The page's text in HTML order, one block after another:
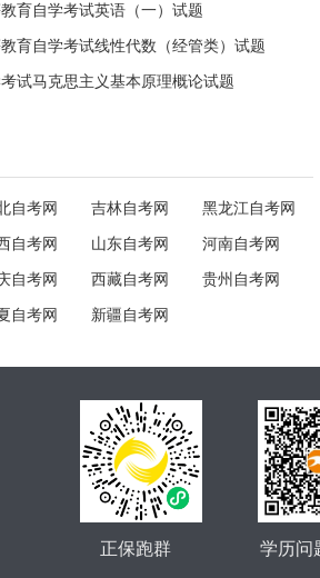
育自学考试英语（一）试题
育自学考试线性代数（经管类）试题
试马克思主义基本原理概论试题
自考网 吉林自考网 黑龙江自考网
自考网 山东自考网 河南自考网
自考网 西藏自考网 贵州自考网
自考网 新疆自考网
学历问
正保跑群